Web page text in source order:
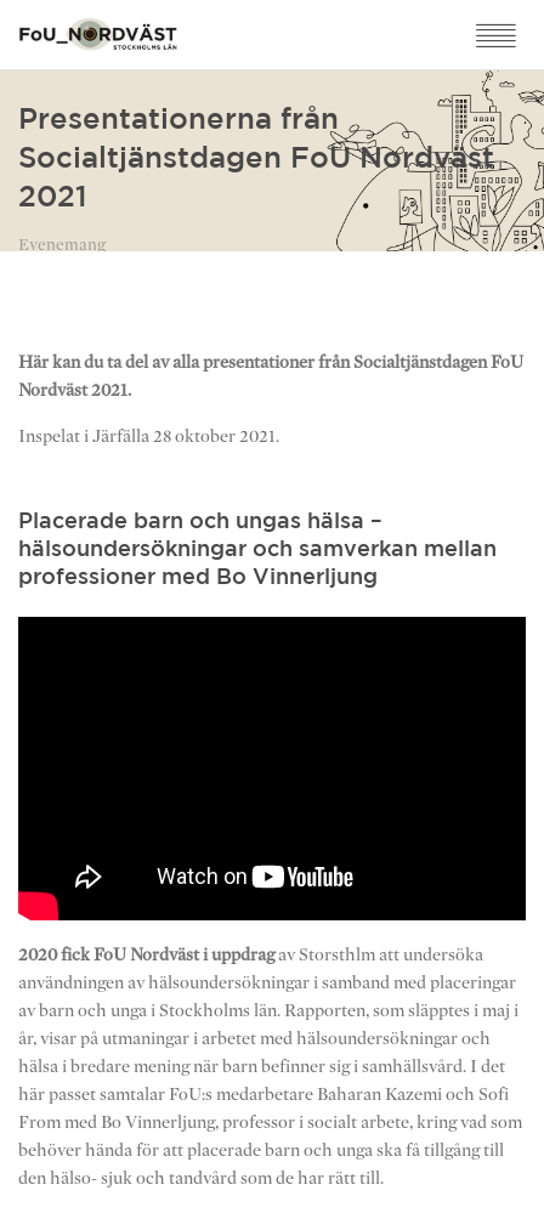
Presentationerna från
Socialtjänstdagen FoU Nordväst
2021
Evenemang
Här kan du ta del av alla presentationer från Socialtjänstdagen FoU
Nordväst 2021.
Inspelat i Järfälla 28 oktober 2021.
Placerade barn och ungas hälsa –
hälsoundersökningar och samverkan mellan
professioner med Bo Vinnerljung
2020 fick FoU Nordväst i uppdragav Storsthlm att undersöka
användningen av hälsoundersökningar i samband med placeringar
av barn och unga i Stockholms län. Rapporten, som släpptes i maj i
år, visar på utmaningar i arbetet med hälsoundersökningar och
hälsa i bredare mening när barn befinner sig i samhällsvård. I det
här passet samtalar FoU:s medarbetare Baharan Kazemi och Sofi
From med Bo Vinnerljung, professor i socialt arbete, kring vad som
behöver hända för att placerade barn och unga ska få tillgång till
den hälso- sjuk och tandvård som de har rätt till.